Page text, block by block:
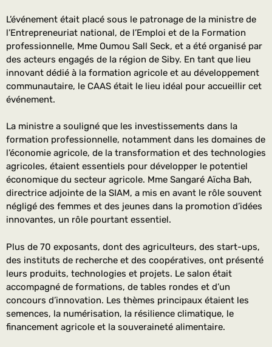
L’événement était placé sous le patronage de la ministre de
l’Entrepreneuriat national, de l’Emploi et de la Formation
professionnelle, Mme Oumou Sall Seck, et a été organisé par
des acteurs engagés de la région de Siby. En tant que lieu
innovant dédié à la formation agricole et au développement
communautaire, le CAAS était le lieu idéal pour accueillir cet
événement.
La ministre a souligné que les investissements dans la
formation professionnelle, notamment dans les domaines de
l’économie agricole, de la transformation et des technologies
agricoles, étaient essentiels pour développer le potentiel
économique du secteur agricole. Mme Sangaré Aïcha Bah,
directrice adjointe de la SIAM, a mis en avant le rôle souvent
négligé des femmes et des jeunes dans la promotion d’idées
innovantes, un rôle pourtant essentiel.
Plus de 70 exposants, dont des agriculteurs, des start-ups,
des instituts de recherche et des coopératives, ont présenté
leurs produits, technologies et projets. Le salon était
accompagné de formations, de tables rondes et d’un
concours d’innovation. Les thèmes principaux étaient les
semences, la numérisation, la résilience climatique, le
financement agricole et la souveraineté alimentaire.